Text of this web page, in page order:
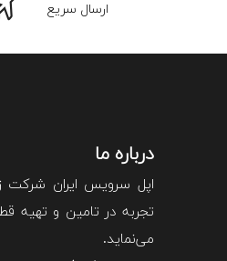
ارسال سریع
درباره ما
اپل سرویس ایران شرکت
تجربه در تامین و تهیه
می‌نماید.